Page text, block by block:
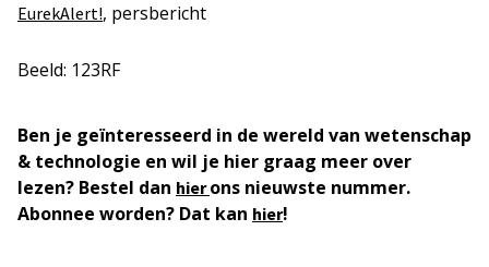
EurekAlert!, persbericht
Beeld: 123RF
Ben je geïnteresseerd in de wereld van wetenschap
& technologie en wil je hier graag meer over
lezen? Bestel dan hierons nieuwste nummer.
Abonnee worden? Dat kan hier!